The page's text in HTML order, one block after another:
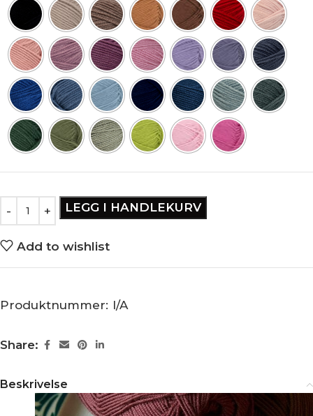
LEGG I HANDLEKURV
Add to wishlist
Produktnummer: I/A
Share:
Beskrivelse